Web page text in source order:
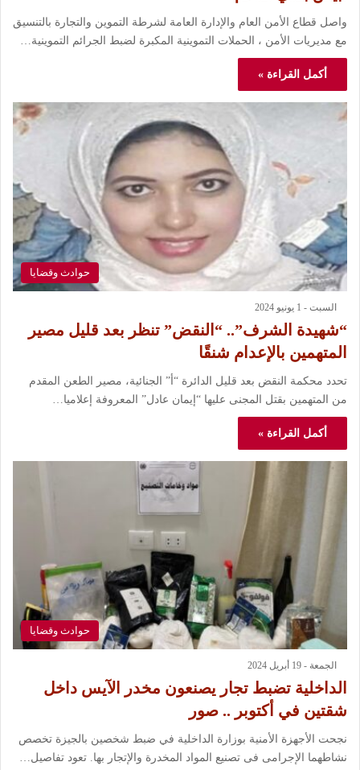
واصل قطاع الأمن العام والإدارة العامة لشرطة التموين والتجارة بالتنسيق
مع مديريات الأمن ، الحملات التموينية المكبرة لضبط الجرائم التموينية…
أكمل القراءة »
حوادث وقضايا
السبت - 1 يونيو 2024
“شهيدة الشرف”.. “النقض” تنظر بعد قليل مصير
المتهمين بالإعدام شنقًا
تحدد محكمة النقض بعد قليل الدائرة “أ” الجنائية، مصير الطعن المقدم
من المتهمين بقتل المجنى عليها “إيمان عادل” المعروفة إعلاميا…
أكمل القراءة »
حوادث وقضايا
الجمعة - 19 أبريل 2024
الداخلية تضبط تجار يصنعون مخدر الآيس داخل
شقتين في أكتوبر .. صور
نجحت الأجهزة الأمنية بوزارة الداخلية في ضبط شخصين بالجيزة تخصص
نشاطهما الإجرامى فى تصنيع المواد المخدرة والإتجار بها. تعود تفاصيل…